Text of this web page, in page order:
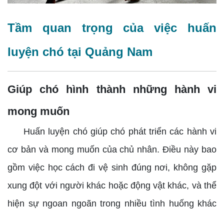
Tầm quan trọng của việc huấn
luyện chó tại Quảng Nam
Giúp chó hình thành những hành vi
mong muốn
Huấn luyện chó giúp chó phát triển các hành vi
cơ bản và mong muốn của chủ nhân. Điều này bao
gồm việc học cách đi vệ sinh đúng nơi, không gặp
xung đột với người khác hoặc động vật khác, và thể
hiện sự ngoan ngoãn trong nhiều tình huống khác